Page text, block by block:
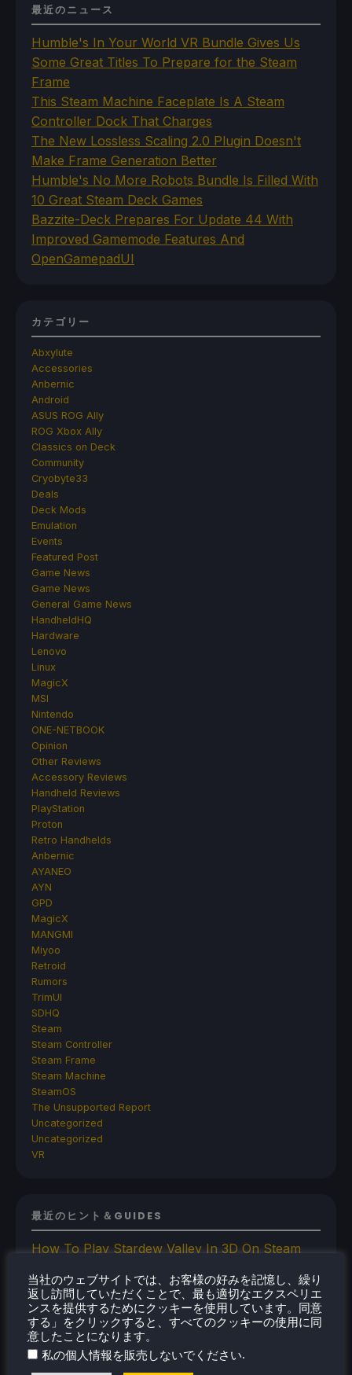
最近のニュース
Humble's In Your World VR Bundle Gives Us
Some Great Titles To Prepare for the Steam
Frame
This Steam Machine Faceplate Is A Steam
Controller Dock That Charges
The New Lossless Scaling 2.0 Plugin Doesn't
Make Frame Generation Better
Humble's No More Robots Bundle Is Filled With
10 Great Steam Deck Games
Bazzite-Deck Prepares For Update 44 With
Improved Gamemode Features And
OpenGamepadUI
カテゴリー
Abxylute
Accessories
Anbernic
Android
ASUS ROG Ally
ROG Xbox Ally
Classics on Deck
Community
Cryobyte33
Deals
Deck Mods
Emulation
Events
Featured Post
Game News
Game News
General Game News
HandheldHQ
Hardware
Lenovo
Linux
MagicX
MSI
Nintendo
ONE-NETBOOK
Opinion
Other Reviews
Accessory Reviews
Handheld Reviews
PlayStation
Proton
Retro Handhelds
Anbernic
AYANEO
AYN
GPD
MagicX
MANGMI
Miyoo
Retroid
Rumors
TrimUI
SDHQ
Steam
Steam Controller
Steam Frame
Steam Machine
SteamOS
The Unsupported Report
Uncategorized
Uncategorized
VR
最近のヒント＆GUIDES
How To Play Stardew Valley In 3D On Steam
How To Set Up The Steam Controller On The
Steam Deck
How To Install The Legend of Zelda: Twilight
Princess PC Port On Steam Deck
How To Set Up The Jak And Daxter Trilogy's
当社のウェブサイトでは、お客様の好みを記憶し、繰り
返し訪問していただくことで、最も適切なエクスペリエ
ンスを提供するためにクッキーを使用しています。同意
する」をクリックすると、すべてのクッキーの使用に同
意したことになります。
私の個人情報を販売しないでください.